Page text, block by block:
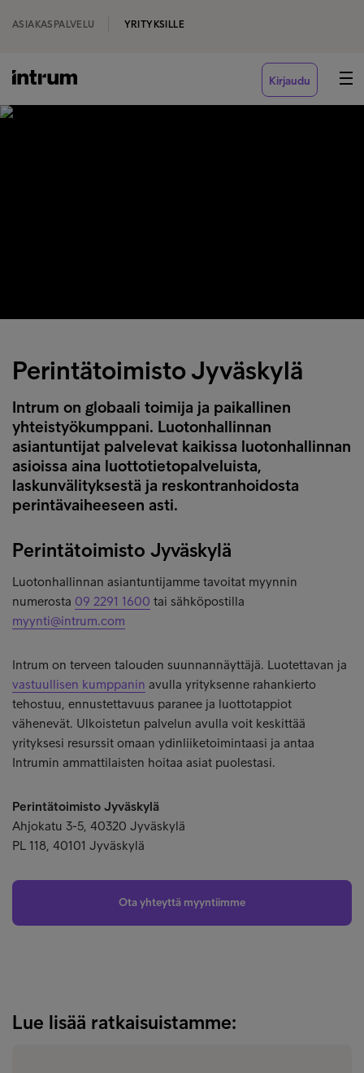
ASIAKASPALVELU YRITYKSILLE
Kirjaudu
Perintätoimisto Jyväskylä
Intrum on globaali toimija ja paikallinen
yhteistyökumppani. Luotonhallinnan
asiantuntijat palvelevat kaikissa luotonhallinnan
asioissa aina luottotietopalveluista,
laskunvälityksestä ja reskontranhoidosta
perintävaiheeseen asti.
Perintätoimisto Jyväskylä
Luotonhallinnan asiantuntijamme tavoitat myynnin
numerosta 09 2291 1600 tai sähköpostilla
myynti@intrum.com
Intrum on terveen talouden suunnannäyttäjä. Luotettavan ja
vastuullisen kumppanin avulla yrityksenne rahankierto
tehostuu, ennustettavuus paranee ja luottotappiot
vähenevät. Ulkoistetun palvelun avulla voit keskittää
yrityksesi resurssit omaan ydinliiketoimintaasi ja antaa
Intrumin ammattilaisten hoitaa asiat puolestasi.
Perintätoimisto Jyväskylä
Ahjokatu 3-5, 40320 Jyväskylä
PL 118, 40101 Jyväskylä
Ota yhteyttä myyntiimme
Lue lisää ratkaisuistamme: